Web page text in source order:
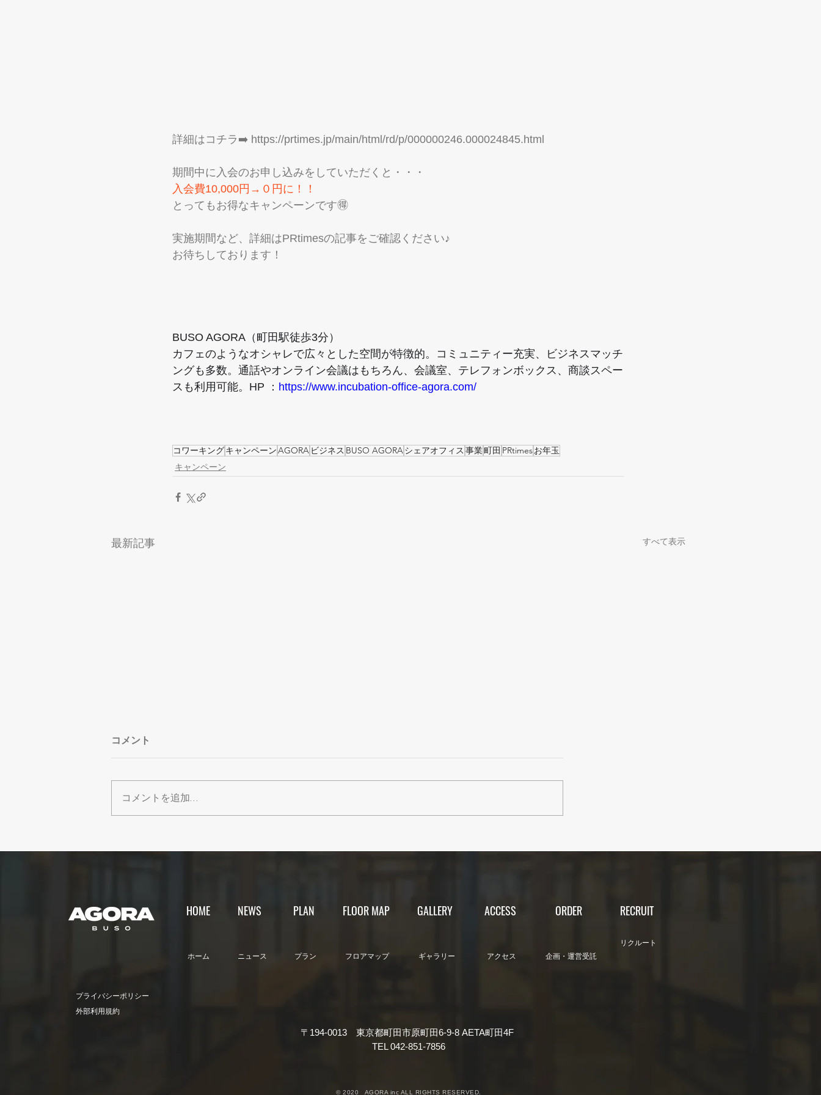
詳細はコチラ➡️ https://prtimes.jp/main/html/rd/p/000000246.000024845.html
期間中に入会のお申し込みをしていただくと・・・
入会費10,000円→０円に！！
とってもお得なキャンペーンです🉐
実施期間など、詳細はPRtimesの記事をご確認ください♪
お待ちしております！
BUSO AGORA（町田駅徒歩3分）
カフェのようなオシャレで広々とした空間が特徴的。コミュニティー充実、ビジネスマッチ
ングも多数。通話やオンライン会議はもちろん、会議室、テレフォンボックス、商談スペー
スも利用可能。HP ： https://www.incubation-office-agora.com/
コワーキングキャンペーンAGORA ビジネス BUSO AGORAシェアオフィス 事業町田 PRtimesお年玉
キャンペーン
最新記事 すべて表示
応援】家を飛び出して集中！
業日
業日
コメント
コメントを追加…
HOME NEWS FLOOR MAP
PLAN GALLERY ACCESS ORDER RECRUIT
リクルート
​ホーム
​フロアマップ
​プラン​
ニュース ​ギャラリー ​アクセス 企画・運営受託
プライバシーポリシー
​外部利用規約
〒194-0013 東京都町田市原町田6-9-8 AETA町田4F
TEL 042-851-7856
© 2020 AGORA inc ALL RIGHTS RESERVED.